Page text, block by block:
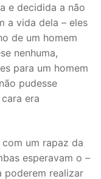
e decidida a não
a vida dela – eles
de um homem
nenhuma,
para um homem
pudesse
era
um rapaz da
esperavam o –
poderem realizar